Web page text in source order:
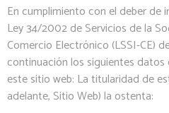
En cumplimiento con el deber de
Ley 34/2002 de Servicios de la
Comercio Electrónico (LSSI-CE)
continuación los siguientes
este sitio web: La titularidad de
adelante, Sitio Web) la ostenta: